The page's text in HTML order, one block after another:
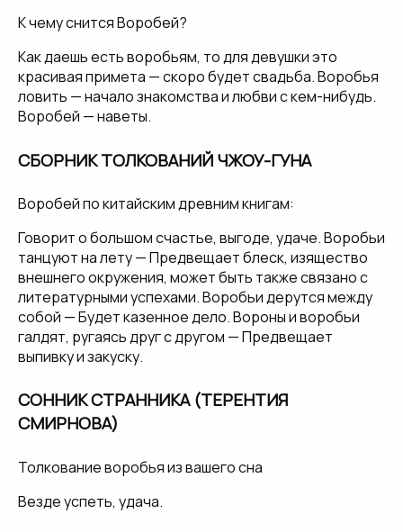
К чему снится Воробей?
Как даешь есть воробьям, то для девушки это
красивая примета — скоро будет свадьба. Воробья
ловить — начало знакомства и любви с кем-нибудь.
Воробей — наветы.
СБОРНИК ТОЛКОВАНИЙ ЧЖОУ-ГУНА
Воробей по китайским древним книгам:
Говорит о большом счастье, выгоде, удаче. Воробьи
танцуют на лету — Предвещает блеск, изящество
внешнего окружения, может быть также связано с
литературными успехами. Воробьи дерутся между
собой — Будет казенное дело. Вороны и воробьи
галдят, ругаясь друг с другом — Предвещает
выпивку и закуску.
СОННИК СТРАННИКА (ТЕРЕНТИЯ
СМИРНОВА)
Толкование воробья из вашего сна
Везде успеть, удача.